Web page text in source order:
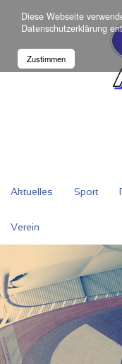
Diese Webseite
Datenschutzerklärung
Zustimmen
Aktuelles Sport
Verein